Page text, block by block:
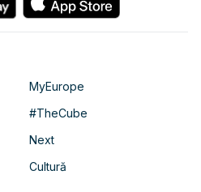
MyEurope
#TheCube
Next
Cultură